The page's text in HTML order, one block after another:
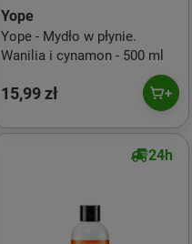
Yope
Yope - Mydło w płynie.
Wanilia i cynamon - 500 ml
15,99 zł
24h